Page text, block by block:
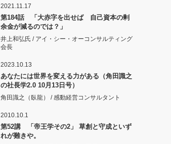
2021.11.17
第184話 「大赤字を出せば 自己資本の剰
余金が減るのでは？」
井上和弘氏 / アイ・シー・オーコンサルティング
会長
2023.10.13
あなたには世界を変える力がある（角田識之
の社長学2.0 10月13日号）
角田識之（臥龍） / 感動経営コンサルタント
2010.10.1
第52講 「帝王学その2」 草創と守成といず
れが難きや。